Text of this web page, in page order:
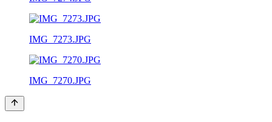
IMG_7273.JPG
IMG_7270.JPG